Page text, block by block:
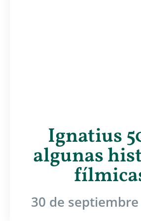
Ignatius
algunas
30 de septiembre